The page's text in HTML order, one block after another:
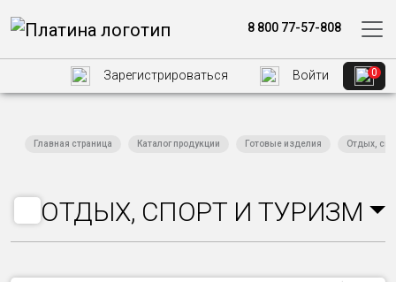
8 800 77-57-808
Зарегистрироваться Войти 0
Главная страница Каталог продукции Готовые изделия Отдых,
ОТДЫХ, СПОРТ И ТУРИЗМ